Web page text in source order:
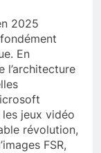
2025
En
l’architecture
jeux vidéo
révolution,
FSR,